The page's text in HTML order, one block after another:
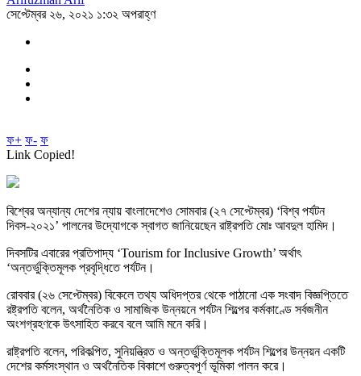
সেপ্টেম্বর ২৬, ২০২১ ১:৩২ অপরাহ্ণ
ফ+ ফ- ফ
Link Copied!
বিশ্বের অন্যান্য দেশের ন্যায় বাংলাদেশেও সোমবার (২৭ সেপ্টেম্বর) ‘বিশ্ব পর্যটন
দিবস-২০২১’ পালনের উদ্যোগকে স্বাগত জানিয়েছেন রাষ্ট্রপতি মোঃ আবদুল হামিদ।
দিবসটির এবারের প্রতিপাদ্য ‘Tourism for Inclusive Growth’ অর্থাৎ
‘অন্তর্ভুক্তিমূলক প্রবৃদ্ধিতে পর্যটন।
রোববার (২৬ সেপ্টেম্বর) বিকেলে তথ্য অধিদপ্তর থেকে পাঠানো এক সংবাদ বিজ্ঞপ্তিতে
রষ্ট্রপতি বলেন, অর্থনৈতিক ও সামাজিক উন্নয়নে পর্যটন শিল্পের কর্মকাণ্ডে সর্বজনীন
অংশগ্রহণকে উৎসাহিত করবে বলে আমি মনে করি।
রাষ্ট্রপতি বলেন, পরিকল্পিত, সুনিয়ন্ত্রিত ও অন্তর্ভুক্তিমূলক পর্যটন শিল্পের উন্নয়ন একটি
দেশের কর্মসংস্থান ও অর্থনৈতিক বিকাশে গুরুত্বপূর্ণ ভূমিকা পালন করে।